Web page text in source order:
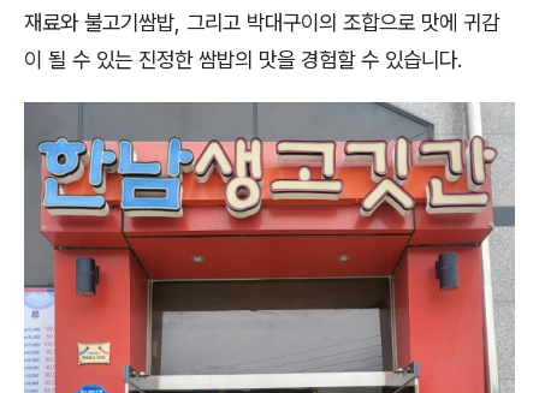
재료와 불고기쌈밥, 그리고 박대구이의 조합으로 맛에 귀감
이 될 수 있는 진정한 쌈밥의 맛을 경험할 수 있습니다.